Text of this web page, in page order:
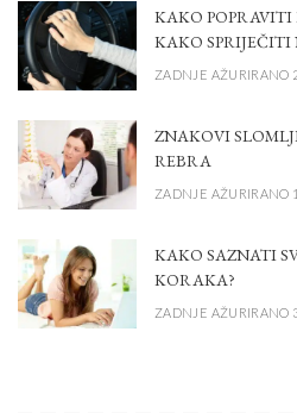
KAKO
KAKO SPRIJEČITI
ZADNJE AŽURIRANO
ZNAKOVI
REBRA
ZADNJE AŽURIRANO
KAKO SAZNATI
KORAKA?
ZADNJE AŽURIRANO